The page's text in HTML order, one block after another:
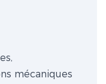
mécaniques